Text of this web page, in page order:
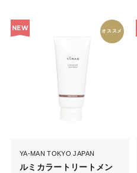
NEW オススメ
YA-MAN TOKYO JAPAN
ルミカラートリートメン